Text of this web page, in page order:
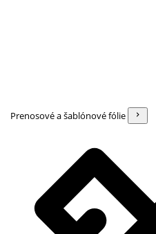
Prenosové a šablónové fólie